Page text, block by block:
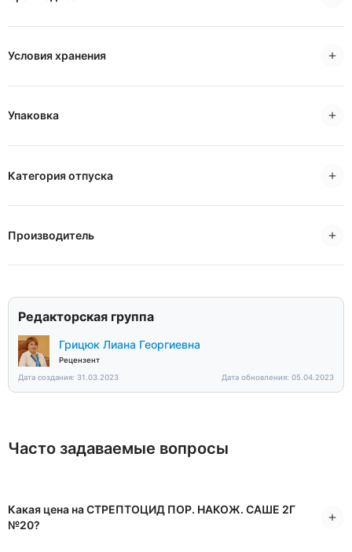
Условия хранения
Упаковка
Категория отпуска
Производитель
Редакторская группа
Грицюк Лиана Георгиевна
Рецензент
Дата создания: 31.03.2023
Дата обновления: 05.04.2023
Часто задаваемые вопросы
Какая цена на СТРЕПТОЦИД ПОР. НАКОЖ. САШЕ 2Г
№20?